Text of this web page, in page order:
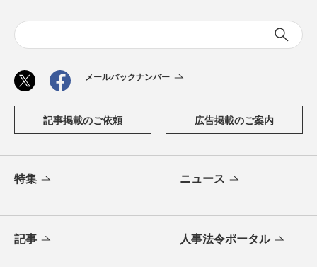
メールバックナンバー
記事掲載のご依頼 広告掲載のご案内
特集 ニュース
記事 人事法令ポータル